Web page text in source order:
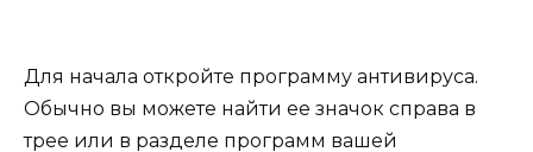
Для начала откройте программу антивируса.
Обычно вы можете найти ее значок справа в
трее или в разделе программ вашей